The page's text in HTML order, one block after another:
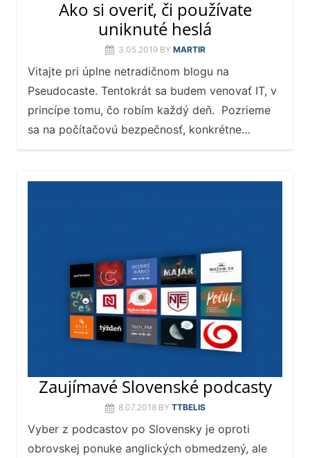
Ako si overiť, či používate
uniknuté heslá
3.05.2019 BY MARTIR
Vitajte pri úplne netradičnom blogu na
Pseudocaste. Tentokrát sa budem venovať IT, v
princípe tomu, čo robím každý deň. Pozrieme
sa na počítačovú bezpečnosť, konkrétne…
Zaujímavé Slovenské podcasty
8.07.2018 BY TTBELIS
Vyber z podcastov po Slovensky je oproti
obrovskej ponuke anglických obmedzený, ale